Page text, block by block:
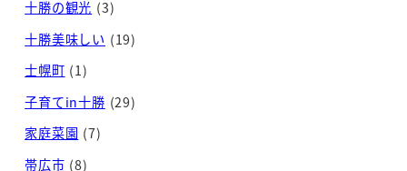
十勝の観光 (3)
十勝美味しい (19)
士幌町 (1)
子育てin十勝 (29)
家庭菜園 (7)
帯広市 (8)